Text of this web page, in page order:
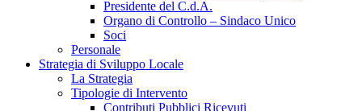
Presidente del C.d.A.
Organo di Controllo – Sindaco Unico
Soci
Personale
Strategia di Sviluppo Locale
La Strategia
Tipologie di Intervento
Contributi Pubblici Ricevuti